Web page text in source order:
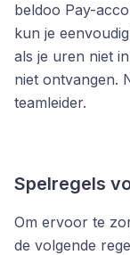
beldoo Pay-
kun je
als je uren niet
niet ontvangen.
teamleider.
Spelregels
Om ervoor te
de volgende